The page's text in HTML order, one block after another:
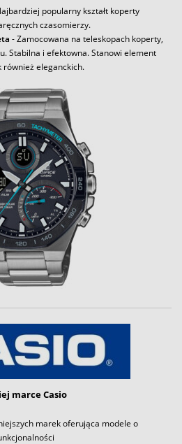
popularny kształt koperty
czasomierzy.
- Zamocowana na teleskopach koperty,
Stabilna i efektowna. Stanowi element
eleganckich.
marce Casio
marek oferująca modele o